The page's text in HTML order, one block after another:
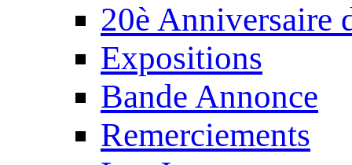
20è Anniversaire
Expositions
Bande Annonce
Remerciements